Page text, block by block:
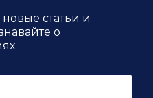
статьи и
о